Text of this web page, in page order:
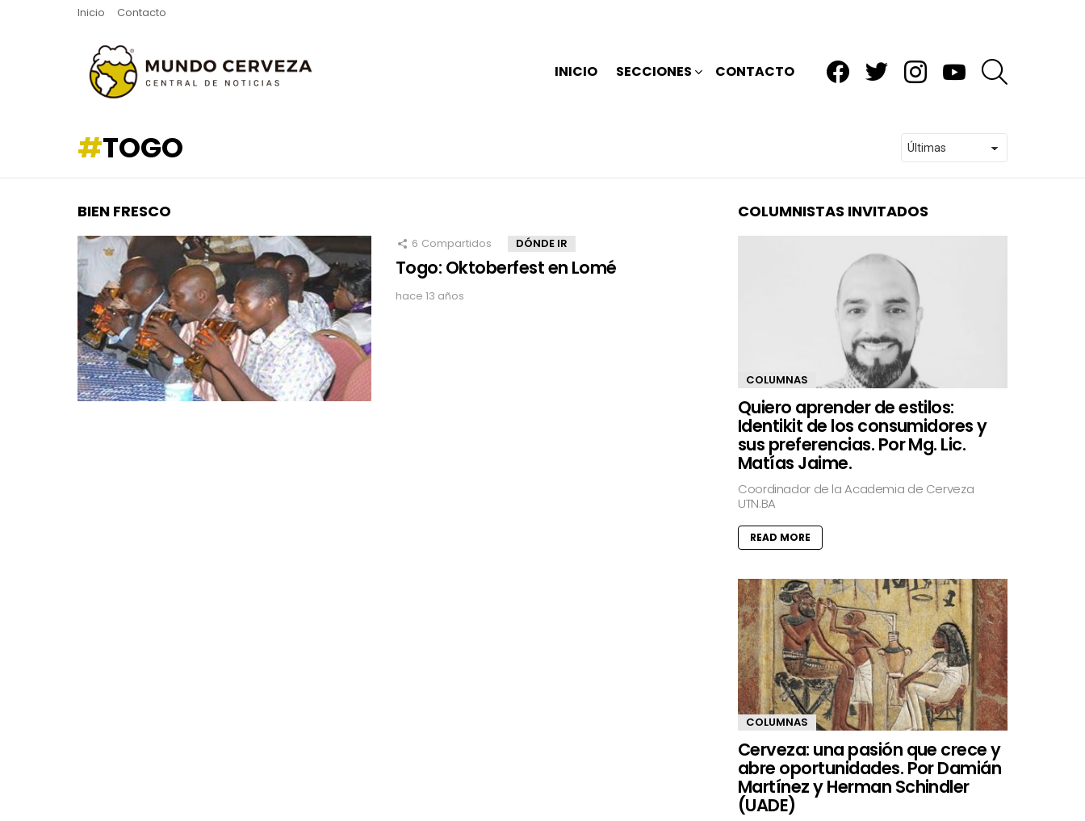
Inicio Contacto
INICIO SECCIONES CONTACTO
TOGO
BIEN FRESCO
6 Compartidos DÓNDE IR
Togo: Oktoberfest en Lomé
hace 13 años
COLUMNISTAS INVITADOS
COLUMNAS
Quiero aprender de estilos:
Identikit de los consumidores y
sus preferencias. Por Mg. Lic.
Matías Jaime.
Coordinador de la Academia de Cerveza
UTN.BA
READ MORE
COLUMNAS
Cerveza: una pasión que crece y
abre oportunidades. Por Damián
Martínez y Herman Schindler
(UADE)